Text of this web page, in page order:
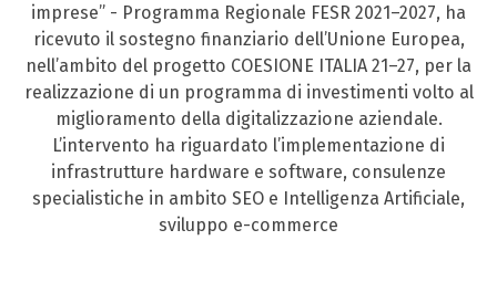
imprese” - Programma Regionale FESR 2021–2027, ha
ricevuto il sostegno finanziario dell’Unione Europea,
nell’ambito del progetto COESIONE ITALIA 21–27, per la
realizzazione di un programma di investimenti volto al
miglioramento della digitalizzazione aziendale.
L’intervento ha riguardato l’implementazione di
infrastrutture hardware e software, consulenze
specialistiche in ambito SEO e Intelligenza Artificiale,
sviluppo e-commerce